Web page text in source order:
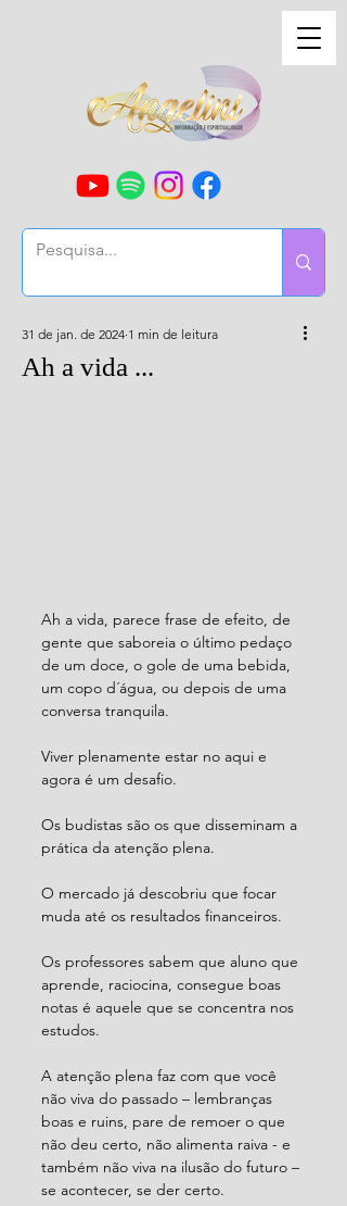
Ah a vida ...
31 de jan. de 2024 1 min de leitura
Ah a vida, parece frase de efeito, de
gente que saboreia o último pedaço
de um doce, o gole de uma bebida,
um copo d´água, ou depois de uma
conversa tranquila.
Viver plenamente estar no aqui e
agora é um desafio.
Os budistas são os que disseminam a
prática da atenção plena.
O mercado já descobriu que focar
muda até os resultados financeiros.
Os professores sabem que aluno que
aprende, raciocina, consegue boas
notas é aquele que se concentra nos
estudos.
A atenção plena faz com que você
não viva do passado – lembranças
boas e ruins, pare de remoer o que
não deu certo, não alimenta raiva - e
também não viva na ilusão do futuro –
se acontecer, se der certo.